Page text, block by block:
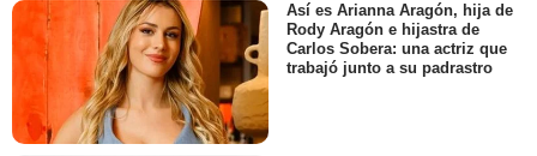
Así es Arianna Aragón, hija de
Rody Aragón e hijastra de
Carlos Sobera: una actriz que
trabajó junto a su padrastro